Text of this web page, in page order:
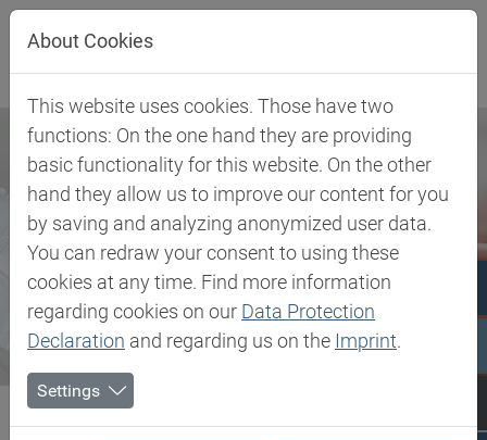
Direkt zur Hauptnavigation springen
Direkt zum Inhalt springen
Biesterfeld SE Newsroom
Biesterfeld geht strategische Partnerschaft mit Solvay für den...
About Cookies
This website uses cookies. Those have two
functions: On the one hand they are providing
basic functionality for this website. On the other
hand they allow us to improve our content for you
by saving and analyzing anonymized user data.
You can redraw your consent to using these
cookies at any time. Find more information
regarding cookies on our Data Protection
Declaration and regarding us on the Imprint.
Settings